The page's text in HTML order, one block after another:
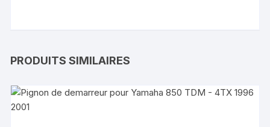
PRODUITS SIMILAIRES